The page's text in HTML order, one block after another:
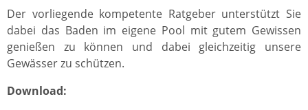
Der vorliegende kompetente Ratgeber unterstützt Sie
dabei das Baden im eigene Pool mit gutem Gewissen
genießen zu können und dabei gleichzeitig unsere
Gewässer zu schützen.
Download: